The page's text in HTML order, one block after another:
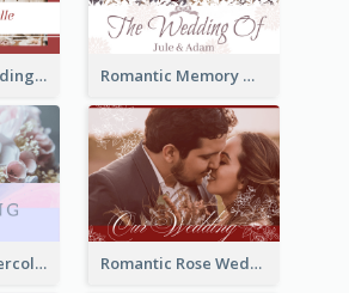
Our Sweet Wedding Photo Book Romantic Memory Wedding Photo Book
Pastel And Watercolor Wedding Photo Book Romantic Rose Wedding Photo Book